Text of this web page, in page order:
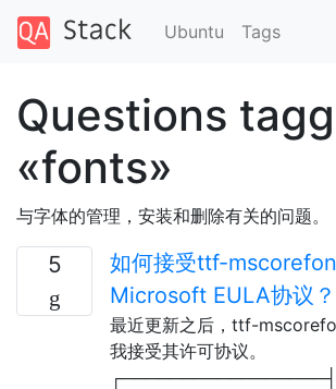
Ubuntu Tags
Questions
«fonts»
与字体的管理，安装和删除有关的问题。
5
如何接受ttf-
Microsoft EULA协议？
最近更新之后，ttf-
我接受其许可协议。
┌─────────────────┤